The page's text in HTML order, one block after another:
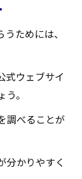
ためには、
式ウェブサイ
。
調べることが
分かりやすく